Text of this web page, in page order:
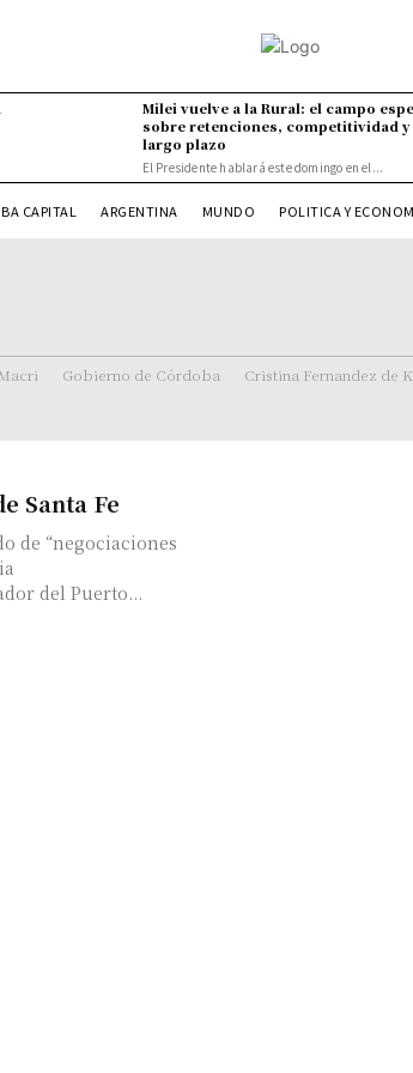
Milei vuelve a la Rural: el campo
sobre retenciones, competitividad y
largo plazo
El Presidente hablará este domingo en el...
CAPITAL ARGENTINA MUNDO POLITICA Y
Gobierno de Córdoba Cristina Fernandez de
Santa Fe
de “negociaciones
del Puerto...